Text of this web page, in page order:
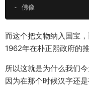
-
而这个把文物纳入国宝
1962年在朴正熙政府的
所以这就是为什么我们
因为在那个时候汉字还